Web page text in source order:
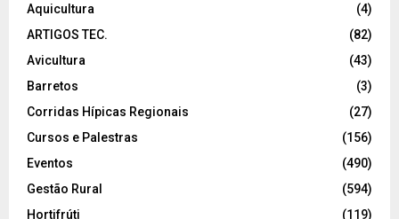
Aquicultura
(4)
ARTIGOS TEC.
(82)
Avicultura
(43)
Barretos
(3)
Corridas Hípicas Regionais
(27)
Cursos e Palestras
(156)
Eventos
(490)
Gestão Rural
(594)
Hortifrúti
(119)